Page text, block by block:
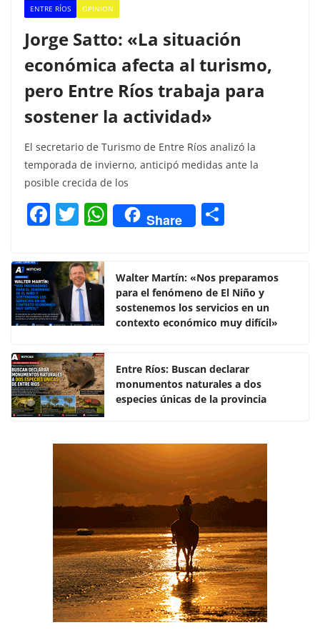
ENTRE RÍOS OPINION
Jorge Satto: «La situación
económica afecta al turismo,
pero Entre Ríos trabaja para
sostener la actividad»
El secretario de Turismo de Entre Ríos analizó la
temporada de invierno, anticipó medidas ante la
posible crecida de los
F
c
e
b
o
o
k
T
itt
er
W
h
s
A
p
Share
p
ar
tir
Walter Martín: «Nos preparamos
para el fenómeno de El Niño y
sostenemos los servicios en un
contexto económico muy difícil»
Entre Ríos: Buscan declarar
monumentos naturales a dos
especies únicas de la provincia